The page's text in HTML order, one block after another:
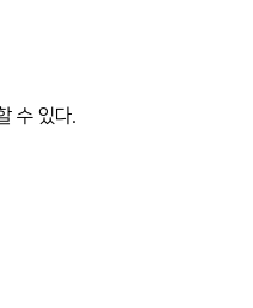
수 있다.